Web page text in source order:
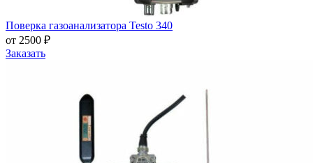
Поверка газоанализатора Testo 340
от 2500 ₽
Заказать